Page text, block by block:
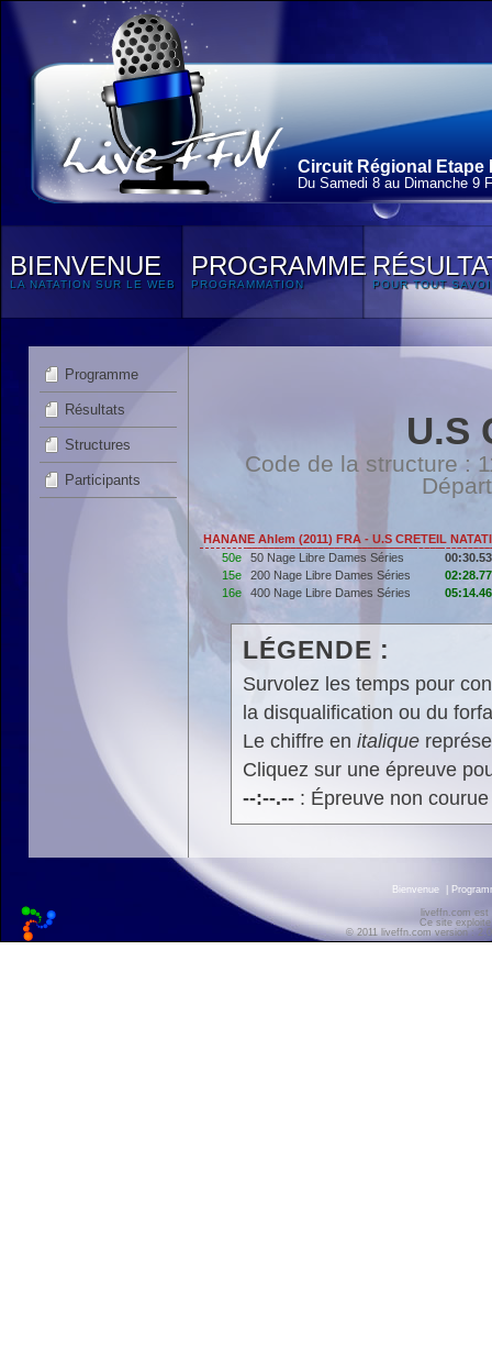
Circuit Régional Etape
Du Samedi 8 au Dimanche 9
BIENVENUE
LA NATATION SUR LE WEB
PROGRAMME
PROGRAMMATION POUR TOUT
Programme
Résultats
Structures
Participants
U.S
Code de la structure :
HANANE Ahlem (2011) FRA - U.S CRETEIL
50e
50 Nage Libre Dames Séries
00:30.53
15e
200 Nage Libre Dames Séries
02:28.77
16e
400 Nage Libre Dames Séries 05:14.46
LÉGENDE :
Survolez les temps pour
la disqualification ou du
Le chiffre en italique
Cliquez sur une épreuve
--:--.--: Épreuve non
Bienvenue
liveffn.com est
Ce site
© 2011 liveffn.com version :